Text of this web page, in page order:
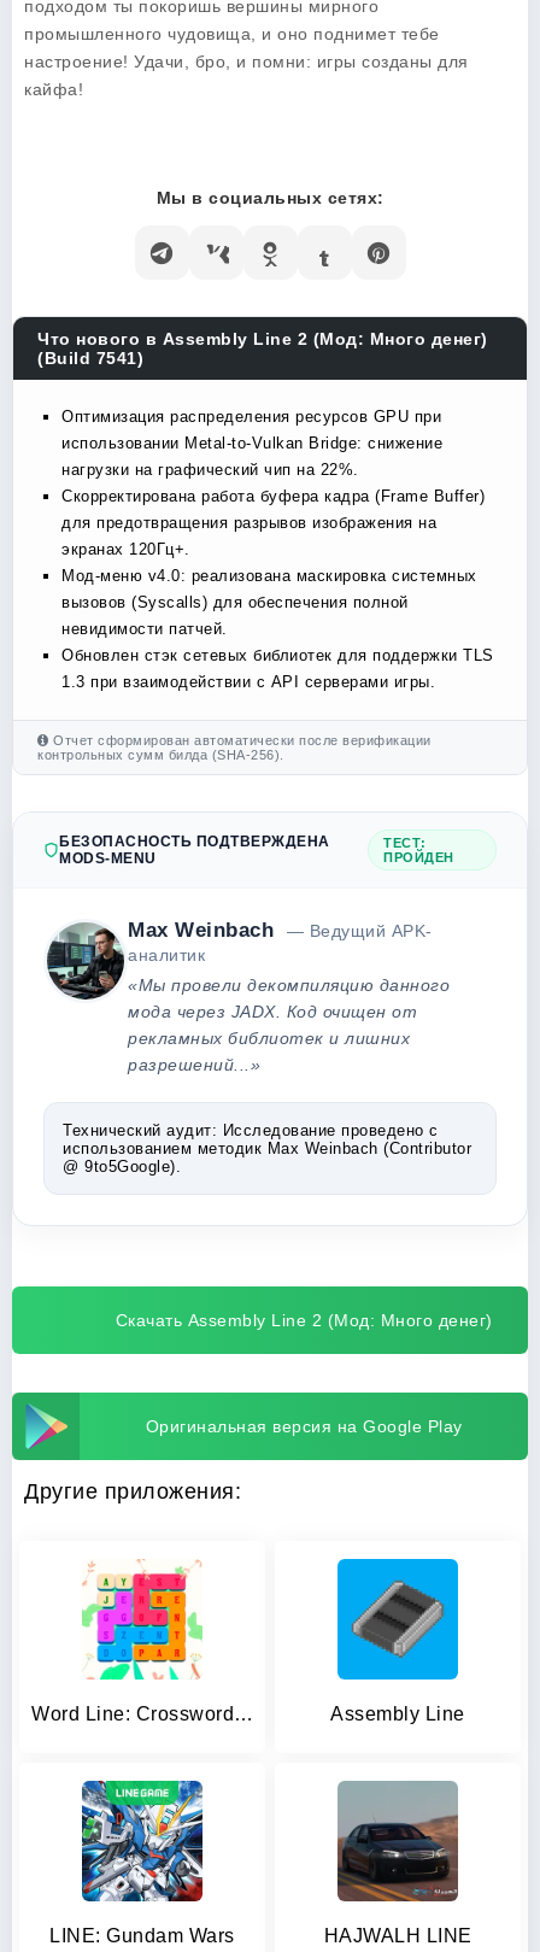
подходом ты покоришь вершины мирного
промышленного чудовища, и оно поднимет тебе
настроение! Удачи, бро, и помни: игры созданы для
кайфа!
Мы в социальных сетях:
Что нового в Assembly Line 2 (Мод: Много денег)
(Build 7541)
Оптимизация распределения ресурсов GPU при
использовании Metal-to-Vulkan Bridge: снижение
нагрузки на графический чип на 22%.
Скорректирована работа буфера кадра (Frame Buffer)
для предотвращения разрывов изображения на
экранах 120Гц+.
Мод-меню v4.0: реализована маскировка системных
вызовов (Syscalls) для обеспечения полной
невидимости патчей.
Обновлен стэк сетевых библиотек для поддержки TLS
1.3 при взаимодействии с API серверами игры.
Отчет сформирован автоматически после верификации
контрольных сумм билда (SHA-256).
БЕЗОПАСНОСТЬ ПОДТВЕРЖДЕНА
MODS-MENU
ТЕСТ:
ПРОЙДЕН
Max Weinbach
— Ведущий APK-
аналитик
«Мы провели декомпиляцию данного
мода через JADX. Код очищен от
рекламных библиотек и лишних
разрешений...»
Технический аудит: Исследование проведено с
использованием методик Max Weinbach (Contributor
@ 9to5Google).
Скачать Assembly Line 2 (Мод: Много денег)
Оригинальная версия на Google Play
Другие приложения:
Word Line: Crossword Puzzles Assembly Line
LINE: Gundam Wars HAJWALH LINE